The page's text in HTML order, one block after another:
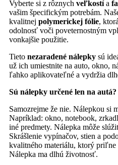
Vyberte si z rôznych veľkostía
vašim špecifickým potrebám.
kvalitnej polymerickej fólie,
odolnosť voči poveternostným
vonkajšie použitie.
Tieto nezaradené nálepky sú
už ich umiestnite na auto, okno,
ľahko aplikovateľné a vydržia
Sú nálepky určené len na autá?
Samozrejme že nie. Nálepkou si
Napríklad: okno, notebook,
iné predmety. Nálepka môže
Skrášlenie vypínačov, stien a
kvalitného materiálu, ktorý priľne
Nálepka ma dlhú životnosť.